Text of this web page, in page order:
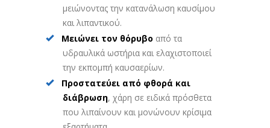
μειώνοντας την κατανάλωση καυσίμου
και λιπαντικού.
Μειώνει τον θόρυβο από τα
υδραυλικά ωστήρια και ελαχιστοποιεί
την εκπομπή καυσαερίων.
Προστατεύει από φθορά και
διάβρωση, χάρη σε ειδικά πρόσθετα
που λιπαίνουν και μονώνουν κρίσιμα